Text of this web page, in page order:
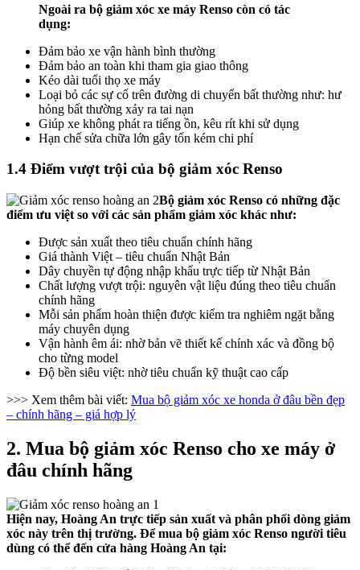
Ngoài ra bộ giảm xóc xe máy Renso còn có tác
dụng:
Đảm bảo xe vận hành bình thường
Đảm bảo an toàn khi tham gia giao thông
Kéo dài tuổi thọ xe máy
Loại bỏ các sự cố trên đường di chuyển bất thường như: hư
hỏng bất thường xảy ra tai nạn
Giúp xe không phát ra tiếng ồn, kêu rít khi sử dụng
Hạn chế sửa chữa lớn gây tốn kém chi phí
1.4 Điểm vượt trội của bộ giảm xóc Renso
Bộ giảm xóc Renso có những đặc
điểm ưu việt so với các sản phẩm giảm xóc khác như:
Được sản xuất theo tiêu chuẩn chính hãng
Giá thành Việt – tiêu chuẩn Nhật Bản
Dây chuyền tự động nhập khẩu trực tiếp từ Nhật Bản
Chất lượng vượt trội: nguyên vật liệu đúng theo tiêu chuẩn
chính hãng
Mỗi sản phẩm hoàn thiện được kiểm tra nghiêm ngặt bằng
máy chuyên dụng
Vận hành êm ái: nhờ bản vẽ thiết kế chính xác và đồng bộ
cho từng model
Độ bền siêu việt: nhờ tiêu chuẩn kỹ thuật cao cấp
>>> Xem thêm bài viết: Mua bộ giảm xóc xe honda ở đâu bền đẹp
– chính hãng – giá hợp lý
2. Mua bộ giảm xóc Renso cho xe máy ở
đâu chính hãng
Hiện nay, Hoàng An trực tiếp sản xuất và phân phối dòng giảm
xóc này trên thị trường. Để mua bộ giảm xóc Renso người tiêu
dùng có thể đến cửa hàng Hoàng An tại: